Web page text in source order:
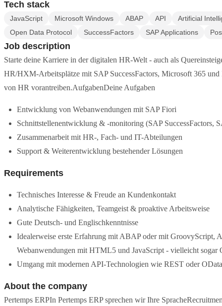
Tech stack
JavaScript Microsoft Windows ABAP API
Artificial
Open Data Protocol
SuccessFactors SAP Applications
Job description
Starte deine Karriere in der digitalen HR-Welt - auch als
HR/HXM-Arbeitsplätze mit SAP SuccessFactors, Microsoft 365
von HR vorantreiben.AufgabenDeine Aufgaben
Entwicklung von Webanwendungen mit SAP Fiori
Schnittstellenentwicklung & -monitoring (SAP SuccessFactors,
Zusammenarbeit mit HR-, Fach- und IT-Abteilungen
Support & Weiterentwicklung bestehender Lösungen
Requirements
Technisches Interesse & Freude an Kundenkontakt
Analytische Fähigkeiten, Teamgeist & proaktive Arbeitsweise
Gute Deutsch- und Englischkenntnisse
Idealerweise erste Erfahrung mit ABAP oder mit GroovyScript,
Webanwendungen mit HTML5 und JavaScript - vielleicht
Umgang mit modernen API-Technologien wie REST oder
About the company
Pertemps ERPIn Pertemps ERP sprechen wir Ihre